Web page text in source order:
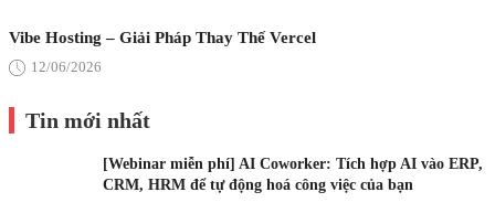
Vibe Hosting – Giải Pháp Thay Thế Vercel
12/06/2026
Tin mới nhất
[Webinar miễn phí] AI Coworker: Tích hợp AI vào ERP,
CRM, HRM để tự động hoá công việc của bạn